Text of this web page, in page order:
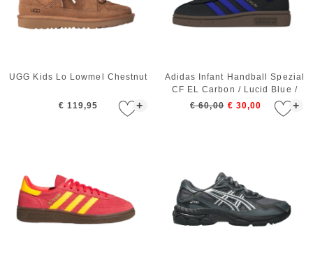
+
UGG Kids Lo Lowmel Chestnut
€ 119,95 +
Adidas Infant Handball Spezial
CF EL Carbon / Lucid Blue /
Gum5
€ 60,00 € 30,00